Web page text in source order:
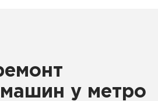
у метро